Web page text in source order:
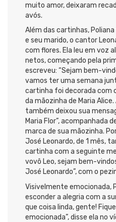
muito amor, deixaram
avós.
Além das cartinhas,
e seu marido, o cantor
com flores. Ela leu em voz
netos, começando pela
escreveu: “Sejam bem-
vamos ter uma semana
cartinha foi decorada com
da mãozinha de Maria Alice.
também deixou sua
Maria Flor”, acompanhada
marca de sua mãozinha.
José Leonardo, de 1 mês,
cartinha com a seguinte
vovô Leo, sejam bem-
José Leonardo”, com o
Visivelmente emocionada,
esconder a alegria com a
que coisa linda, gente!
emocionada”, disse ela no